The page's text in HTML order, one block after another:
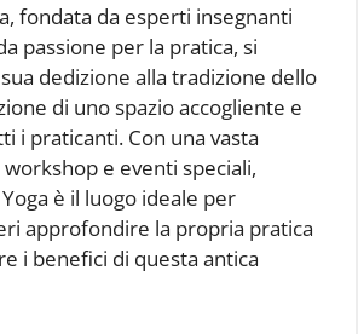
fondata da esperti insegnanti
passione per la pratica, si
dedizione alla tradizione dello
di uno spazio accogliente e
i praticanti. Con una vasta
e eventi speciali,
è il luogo ideale per
approfondire la propria pratica
i benefici di questa antica